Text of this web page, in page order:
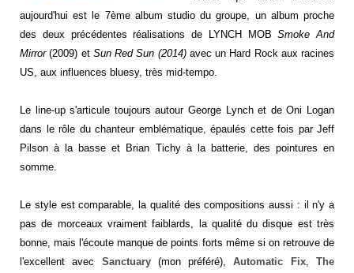
aujourd'hui est le 7ème album studio du groupe, un album proche
des deux précédentes réalisations de LYNCH MOBSmoke And
Mirror(2009) et Sun Red Sun (2014) avec un Hard Rock aux racines
US, aux influences bluesy, très mid-tempo.
Le line-up s'articule toujours autour George Lynch et de Oni Logan
dans le rôle du chanteur emblématique, épaulés cette fois par Jeff
Pilson à la basse et Brian Tichy à la batterie, des pointures en
somme.
Le style est comparable, la qualité des compositions aussi : il n'y a
pas de morceaux vraiment faiblards, la qualité du disque est très
bonne, mais l'écoute manque de points forts même si on retrouve de
l'excellent avec Sanctuary(mon préféré),Automatic Fix,The